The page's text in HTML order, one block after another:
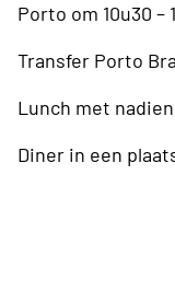
Porto om 10u30 –
Transfer Porto
Lunch met
Diner in een